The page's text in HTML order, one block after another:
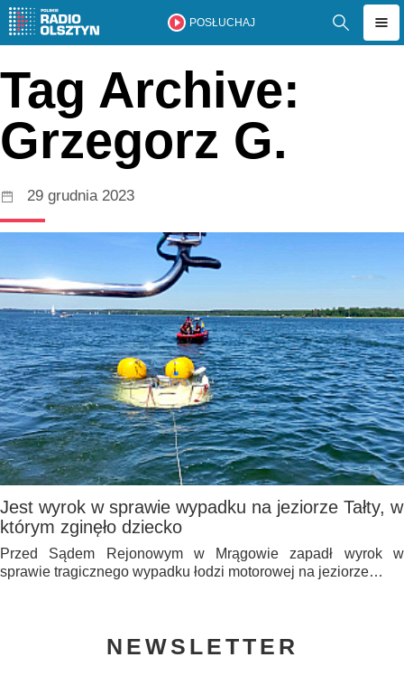
POSŁUCHAJ
Tag Archive:
Grzegorz G.
29 grudnia 2023
Jest wyrok w sprawie wypadku na jeziorze Tałty, w
którym zginęło dziecko
Przed Sądem Rejonowym w Mrągowie zapadł wyrok w
sprawie tragicznego wypadku łodzi motorowej na jeziorze…
NEWSLETTER